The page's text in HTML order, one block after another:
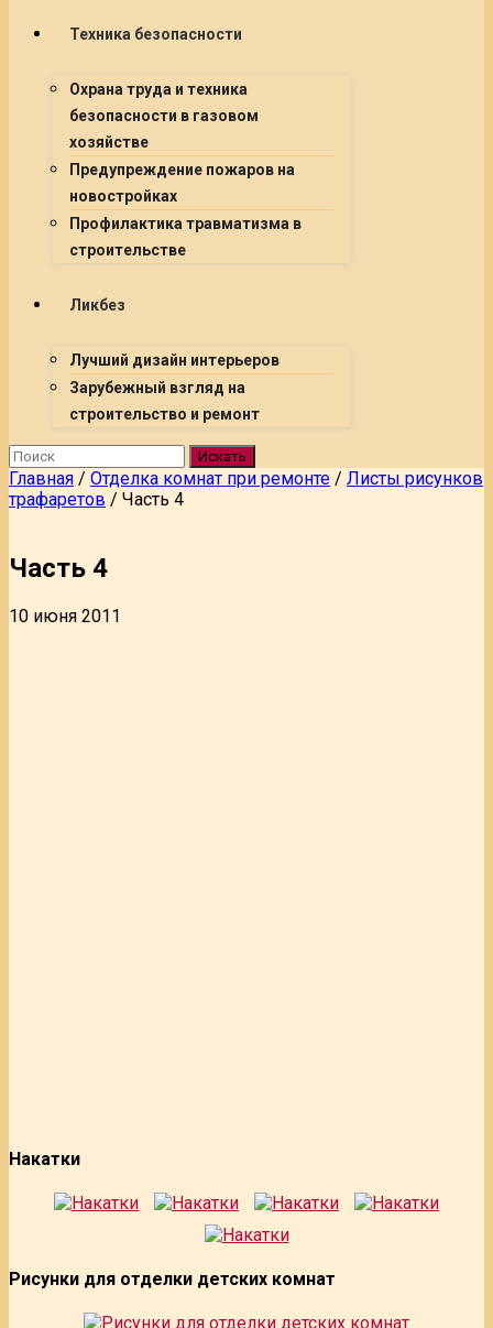
Техника безопасности
Охрана труда и техника
безопасности в газовом
хозяйстве
Предупреждение пожаров на
новостройках
Профилактика травматизма в
строительстве
Ликбез
Лучший дизайн интерьеров
Зарубежный взгляд на
строительство и ремонт
Искать
Главная / Отделка комнат при ремонте / Листы рисунков
трафаретов / Часть 4
Часть 4
10 июня 2011
Накатки
Рисунки для отделки детских комнат